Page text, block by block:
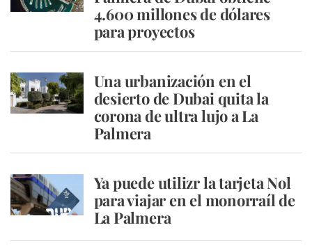
4.600 millones de dólares
para proyectos
Una urbanización en el
desierto de Dubai quita la
corona de ultra lujo a La
Palmera
Ya puede utilizr la tarjeta Nol
para viajar en el monorraíl de
La Palmera